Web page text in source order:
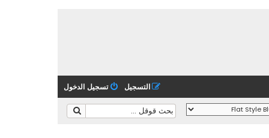
تسجيل الدخول التسجيل